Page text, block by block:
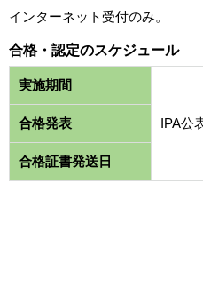
インターネット受付のみ。
合格・認定のスケジュール
実施期間
IPA公
合格発表
合格証書発送日